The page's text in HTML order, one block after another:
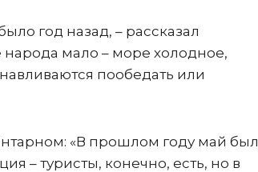
год назад, – рассказал
народа мало – море холодное,
пообедать или
«В прошлом году май был
– туристы, конечно, есть, но в